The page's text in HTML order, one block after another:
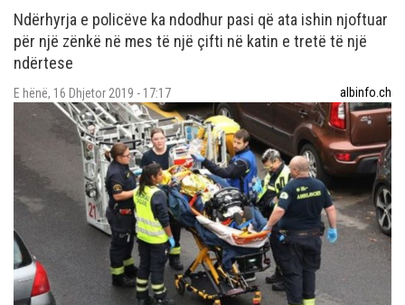
Ndërhyrja e policëve ka ndodhur pasi që ata ishin njoftuar
për një zënkë në mes të një çifti në katin e tretë të një
ndërtese
E hënë, 16 Dhjetor 2019 - 17:17 albinfo.ch